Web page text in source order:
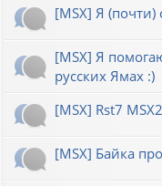
[MSX] Я (почти)
[MSX] Я
русских Ямах :)
[MSX] Rst7
[MSX] Байка